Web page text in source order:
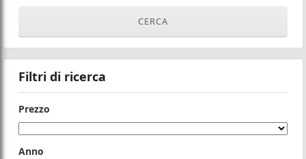
Filtri di ricerca
Prezzo
Anno